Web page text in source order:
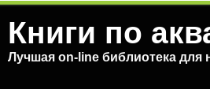
Книги по
Лучшая on-line библиотека